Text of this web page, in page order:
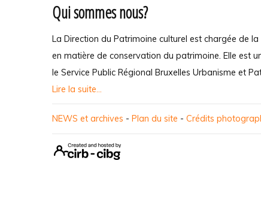
Qui sommes nous?
La Direction du Patrimoine culturel est chargée de
en matière de conservation du patrimoine. Elle est
le Service Public Régional Bruxelles Urbanisme et
Lire la suite...
NEWS et archives - Plan du site - Crédits